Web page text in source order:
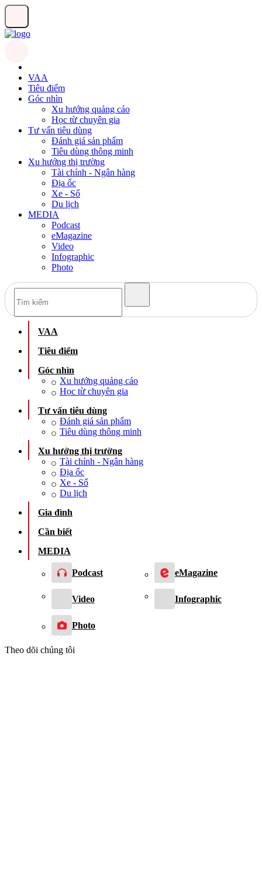
VAA
Tiêu điểm
Góc nhìn
Xu hướng quảng cáo
Học từ chuyên gia
Tư vấn tiêu dùng
Đánh giá sản phẩm
Tiêu dùng thông minh
Xu hướng thị trường
Tài chính - Ngân hàng
Địa ốc
Xe - Số
Du lịch
MEDIA
Podcast
eMagazine
Video
Infographic
Photo
VAA
Tiêu điểm
Góc nhìn
Xu hướng quảng cáo
Học từ chuyên gia
Tư vấn tiêu dùng
Đánh giá sản phẩm
Tiêu dùng thông minh
Xu hướng thị trường
Tài chính - Ngân hàng
Địa ốc
Xe - Số
Du lịch
Gia đình
Cần biết
MEDIA
Podcast eMagazine
Video Infographic
Photo
Theo dõi chúng tôi